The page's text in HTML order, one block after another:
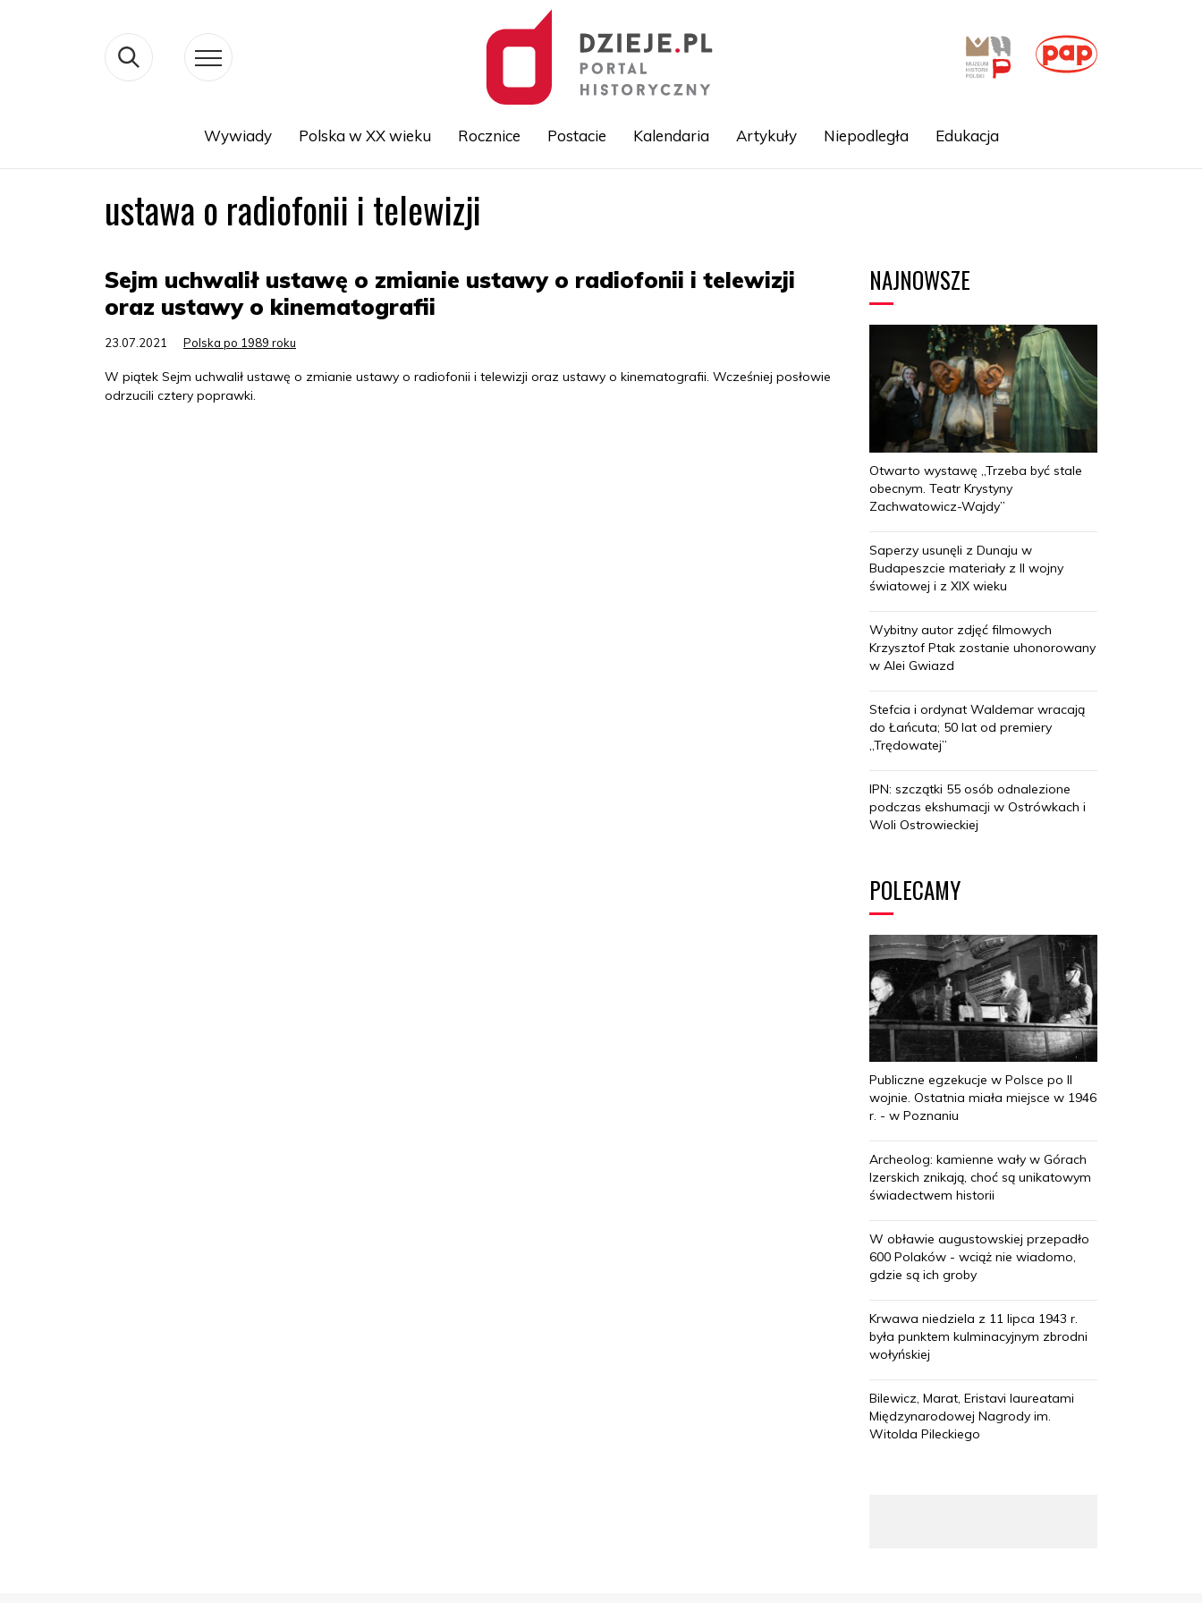
Wywiady Polska w XX wieku Rocznice Postacie Kalendaria Artykuły Niepodległa Edukacja
ustawa o radiofonii i telewizji
Sejm uchwalił ustawę o zmianie ustawy o radiofonii i telewizji
oraz ustawy o kinematografii
23.07.2021 Polska po 1989 roku
W piątek Sejm uchwalił ustawę o zmianie ustawy o radiofonii i telewizji oraz ustawy o kinematografii. Wcześniej posłowie
odrzucili cztery poprawki.
NAJNOWSZE
Otwarto wystawę „Trzeba być stale
obecnym. Teatr Krystyny
Zachwatowicz-Wajdy”
Saperzy usunęli z Dunaju w
Budapeszcie materiały z II wojny
światowej i z XIX wieku
Wybitny autor zdjęć filmowych
Krzysztof Ptak zostanie uhonorowany
w Alei Gwiazd
Stefcia i ordynat Waldemar wracają
do Łańcuta; 50 lat od premiery
„Trędowatej”
IPN: szczątki 55 osób odnalezione
podczas ekshumacji w Ostrówkach i
Woli Ostrowieckiej
POLECAMY
Publiczne egzekucje w Polsce po II
wojnie. Ostatnia miała miejsce w 1946
r. - w Poznaniu
Archeolog: kamienne wały w Górach
Izerskich znikają, choć są unikatowym
świadectwem historii
W obławie augustowskiej przepadło
600 Polaków - wciąż nie wiadomo,
gdzie są ich groby
Krwawa niedziela z 11 lipca 1943 r.
była punktem kulminacyjnym zbrodni
wołyńskiej
Bilewicz, Marat, Eristavi laureatami
Międzynarodowej Nagrody im.
Witolda Pileckiego